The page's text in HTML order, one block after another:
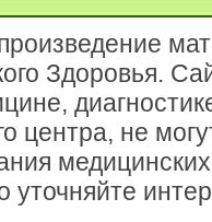
Здоровья.
центра, не
уточняйте